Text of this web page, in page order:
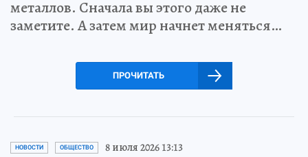
металлов. Сначала вы этого даже не
заметите. А затем мир начнет меняться…
ПРОЧИТАТЬ
НОВОСТИ ОБЩЕСТВО 8 июля 2026 13:13